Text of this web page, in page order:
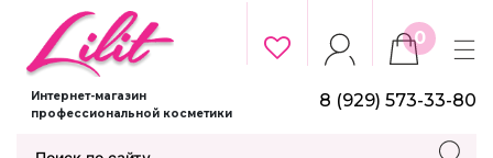
Интернет-магазин
профессиональной косметики
0
8 (929) 573-33-80